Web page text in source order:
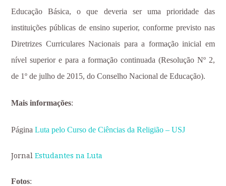
Educação Básica, o que deveria ser uma prioridade das
instituições públicas de ensino superior, conforme previsto nas
Diretrizes Curriculares Nacionais para a formação inicial em
nível superior e para a formação continuada (Resolução Nº 2,
de 1º de julho de 2015, do Conselho Nacional de Educação).
Mais informações:
PáginaLuta pelo Curso de Ciências da Religião – USJ
JornalEstudantes na Luta
Fotos: